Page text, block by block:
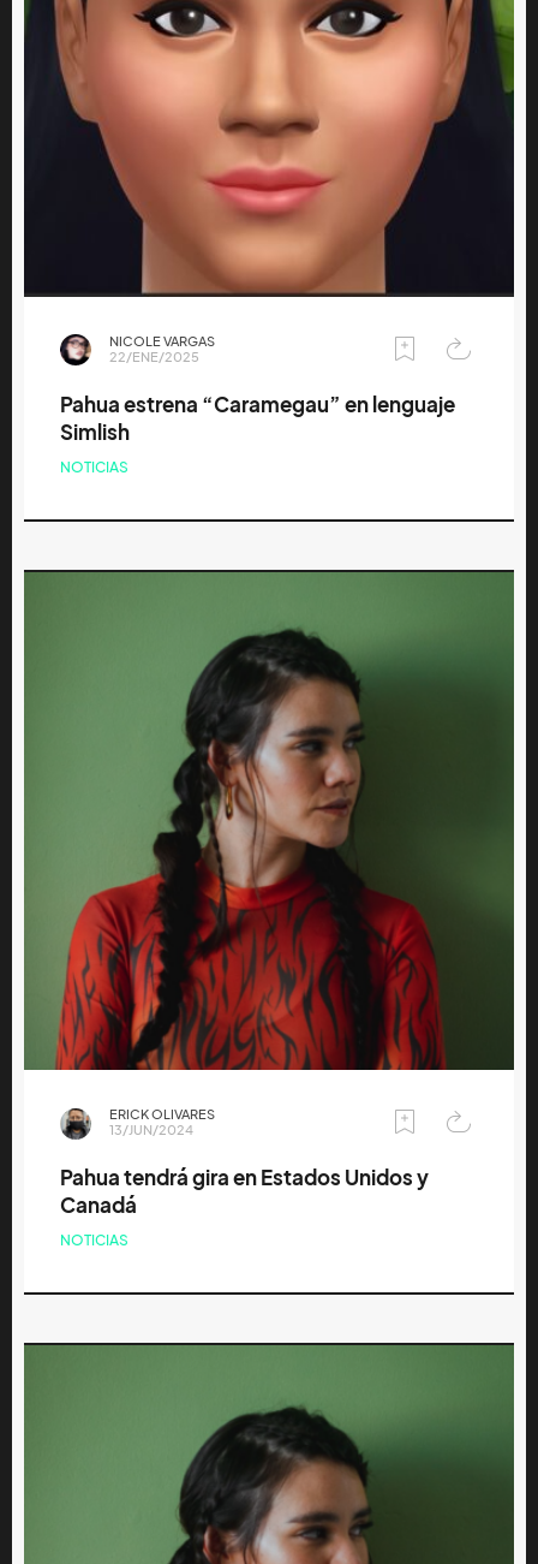
NICOLE VARGAS
22/ENE/2025
Pahua estrena “Caramegau” en lenguaje
Simlish
NOTICIAS
ERICK OLIVARES
13/JUN/2024
Pahua tendrá gira en Estados Unidos y
Canadá
NOTICIAS